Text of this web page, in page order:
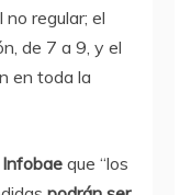
regular; el
de 7 a 9, y el
en toda la
Infobae que “los